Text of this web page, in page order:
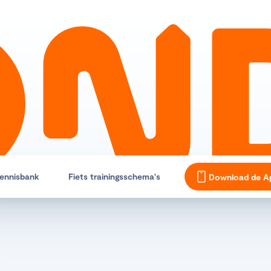
Fiets trainingsschema's Download de